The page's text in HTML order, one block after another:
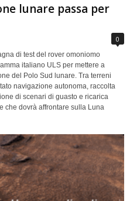
lunare passa per
0
di test del rover omoniomo
italiano ULS per mettere a
del Polo Sud lunare. Tra terreni
navigazione autonoma, raccolta
di scenari di guasto e ricarica
che dovrà affrontare sulla Luna